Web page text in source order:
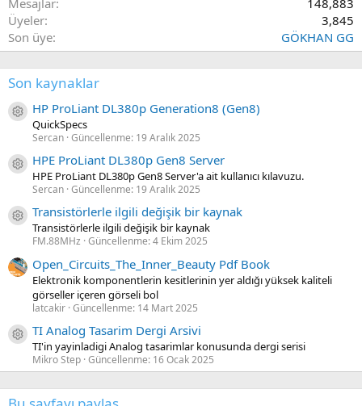
Mesajlar
148,883
Üyeler
3,845
Son üye
GÖKHAN GG
Son kaynaklar
Kaynak ikon/amblem
HP ProLiant DL380p Generation8 (Gen8)
QuickSpecs
Sercan Güncellenme: 19 Aralık 2025
Kaynak ikon/amblem
HPE ProLiant DL380p Gen8 Server
HPE ProLiant DL380p Gen8 Server'a ait kullanıcı kılavuzu.
Sercan Güncellenme: 19 Aralık 2025
Kaynak ikon/amblem
Transistörlerle ilgili değişik bir kaynak
Transistörlerle ilgili değişik bir kaynak
FM.88MHz Güncellenme:4 Ekim 2025
Open_Circuits_The_Inner_Beauty Pdf Book
Elektronik komponentlerin kesitlerinin yer aldığı yüksek kaliteli
görseller içeren görseli bol
latcakir Güncellenme: 14 Mart 2025
Kaynak ikon/amblem
TI Analog Tasarim Dergi Arsivi
TI'in yayinladigi Analog tasarimlar konusunda dergi serisi
Mikro Step Güncellenme: 16 Ocak 2025